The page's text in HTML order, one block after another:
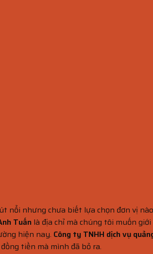
nổi nhưng chưa biết lựa chọn đơn vị
Tuấn là địa chỉ mà chúng tôi muốn
hiện nay. Công ty TNHH dịch vụ
tiền mà mình đã bỏ ra.